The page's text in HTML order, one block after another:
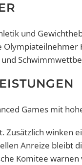
und
Games mit
Zusätzlich winken
Anreize bleibt
Komitee